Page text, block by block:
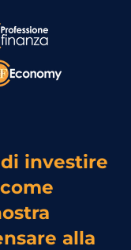
investire
alla